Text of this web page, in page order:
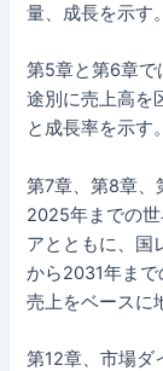
量、成長を示す。
第5章と第6章
途別に売上高を
と成長率を示す。
第7章、第8章、
2025年までの
アとともに、国
から2031年ま
売上をベースに
第12章、市場ダ